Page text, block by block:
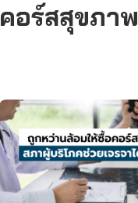
คอร์สสุขภาพ